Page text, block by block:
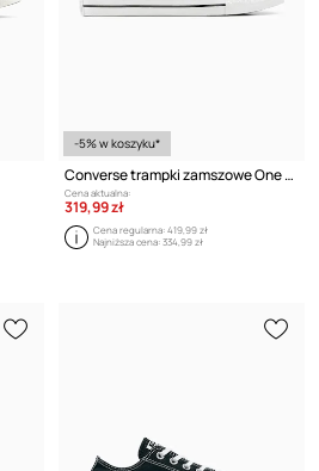
-5% w koszyku*
Converse trampki zamszowe One Star 95
Cena aktualna:
319,99 zł
Cena regularna:419,99 zł
Najniższa cena:334,99 zł